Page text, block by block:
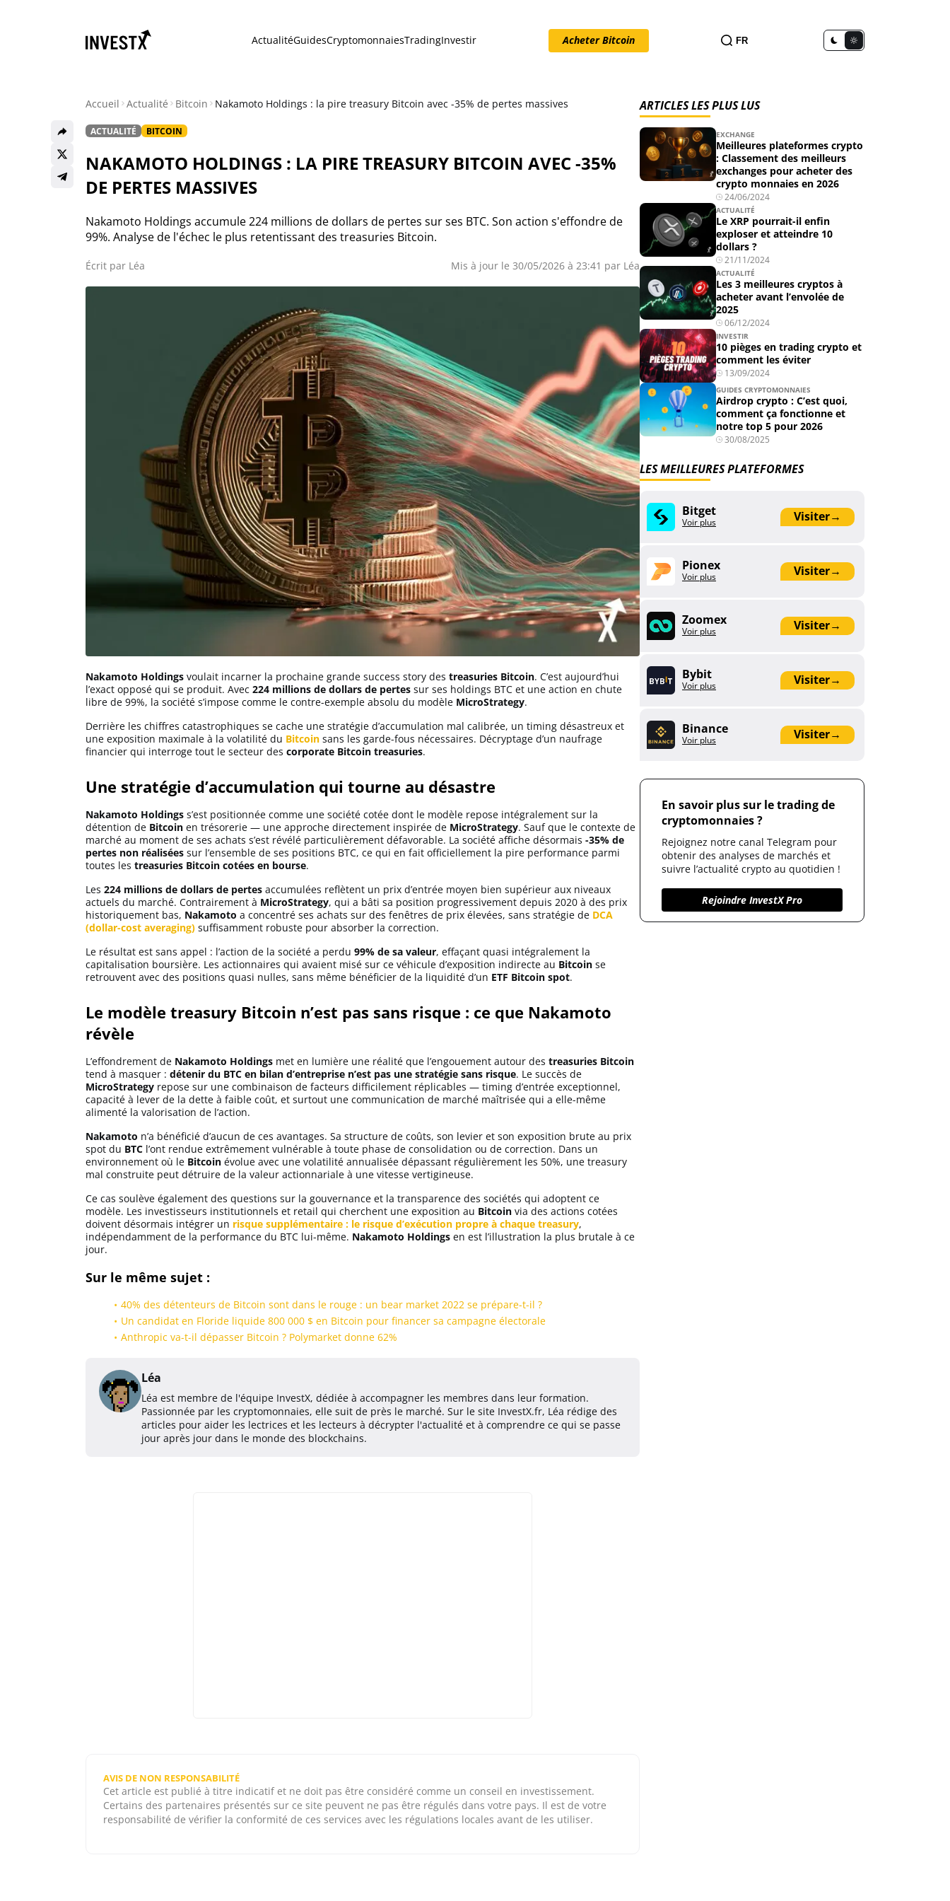
Actualité Bitcoin
Actualité Ethereum
Acheter Cryptomonnaies
Prédictions
Solana (SOL)
Dogecoin (DOGE)
Binance Coin (BNB)
Trading
Meilleur Broker
Apprendre
Indicateurs techniques
Investir
Meilleures plateformes
Meilleurs wallets
ActualitéGuidesCryptomonnaiesTradingInvestir Acheter Bitcoin FR
Accueil Actualité Bitcoin Nakamoto Holdings : la pire treasury Bitcoin avec -35% de pertes massives
ACTUALITÉ BITCOIN
NAKAMOTO HOLDINGS : LA PIRE TREASURY BITCOIN AVEC -35%
DE PERTES MASSIVES
Nakamoto Holdings accumule 224 millions de dollars de pertes sur ses BTC. Son action s'effondre de
99%. Analyse de l'échec le plus retentissant des treasuries Bitcoin.
Écrit par Léa Mis à jour le 30/05/2026 à 23:41 par Léa
Nakamoto Holdings voulait incarner la prochaine grande success story des treasuries Bitcoin. C’est aujourd’hui
l’exact opposé qui se produit. Avec 224 millions de dollars de pertes sur ses holdings BTC et une action en chute
libre de 99%, la société s’impose comme le contre-exemple absolu du modèle MicroStrategy.
Derrière les chiffres catastrophiques se cache une stratégie d’accumulation mal calibrée, un timing désastreux et
une exposition maximale à la volatilité du Bitcoin sans les garde-fous nécessaires. Décryptage d’un naufrage
financier qui interroge tout le secteur des corporate Bitcoin treasuries.
Une stratégie d’accumulation qui tourne au désastre
Nakamoto Holdings s’est positionnée comme une société cotée dont le modèle repose intégralement sur la
détention de Bitcoin en trésorerie — une approche directement inspirée de MicroStrategy. Sauf que le contexte de
marché au moment de ses achats s’est révélé particulièrement défavorable. La société affiche désormais -35% de
pertes non réalisées sur l’ensemble de ses positions BTC, ce qui en fait officiellement la pire performance parmi
toutes les treasuries Bitcoin cotées en bourse.
Les 224 millions de dollars de pertes accumulées reflètent un prix d’entrée moyen bien supérieur aux niveaux
actuels du marché. Contrairement à MicroStrategy, qui a bâti sa position progressivement depuis 2020 à des prix
historiquement bas, Nakamoto a concentré ses achats sur des fenêtres de prix élevées, sans stratégie de DCA
(dollar-cost averaging) suffisamment robuste pour absorber la correction.
Le résultat est sans appel : l’action de la société a perdu 99% de sa valeur, effaçant quasi intégralement la
capitalisation boursière. Les actionnaires qui avaient misé sur ce véhicule d’exposition indirecte au Bitcoin se
retrouvent avec des positions quasi nulles, sans même bénéficier de la liquidité d’un ETF Bitcoin spot.
Le modèle treasury Bitcoin n’est pas sans risque : ce que Nakamoto
révèle
L’effondrement de Nakamoto Holdings met en lumière une réalité que l’engouement autour des treasuries Bitcoin
tend à masquer : détenir du BTC en bilan d’entreprise n’est pas une stratégie sans risque. Le succès de
MicroStrategy repose sur une combinaison de facteurs difficilement réplicables — timing d’entrée exceptionnel,
capacité à lever de la dette à faible coût, et surtout une communication de marché maîtrisée qui a elle-même
alimenté la valorisation de l’action.
Nakamoto n’a bénéficié d’aucun de ces avantages. Sa structure de coûts, son levier et son exposition brute au prix
spot du BTC l’ont rendue extrêmement vulnérable à toute phase de consolidation ou de correction. Dans un
environnement où le Bitcoin évolue avec une volatilité annualisée dépassant régulièrement les 50%, une treasury
mal construite peut détruire de la valeur actionnariale à une vitesse vertigineuse.
Ce cas soulève également des questions sur la gouvernance et la transparence des sociétés qui adoptent ce
modèle. Les investisseurs institutionnels et retail qui cherchent une exposition au Bitcoin via des actions cotées
doivent désormais intégrer un risque supplémentaire : le risque d’exécution propre à chaque treasury,
indépendamment de la performance du BTC lui-même. Nakamoto Holdings en est l’illustration la plus brutale à ce
jour.
Sur le même sujet :
40% des détenteurs de Bitcoin sont dans le rouge : un bear market 2022 se prépare-t-il ?
Un candidat en Floride liquide 800 000 $ en Bitcoin pour financer sa campagne électorale
Anthropic va-t-il dépasser Bitcoin ? Polymarket donne 62%
Léa
Léa est membre de l'équipe InvestX, dédiée à accompagner les membres dans leur formation.
Passionnée par les cryptomonnaies, elle suit de près le marché. Sur le site InvestX.fr, Léa rédige des
articles pour aider les lectrices et les lecteurs à décrypter l'actualité et à comprendre ce qui se passe
jour après jour dans le monde des blockchains.
AVIS DE NON RESPONSABILITÉ
Cet article est publié à titre indicatif et ne doit pas être considéré comme un conseil en investissement.
Certains des partenaires présentés sur ce site peuvent ne pas être régulés dans votre pays. Il est de votre
responsabilité de vérifier la conformité de ces services avec les régulations locales avant de les utiliser.
ARTICLES LES PLUS LUS
EXCHANGE
Meilleures plateformes crypto
: Classement des meilleurs
exchanges pour acheter des
crypto monnaies en 2026
24/06/2024
ACTUALITÉ
Le XRP pourrait-il enfin
exploser et atteindre 10
dollars ?
21/11/2024
ACTUALITÉ
Les 3 meilleures cryptos à
acheter avant l’envolée de
2025
06/12/2024
INVESTIR
10 pièges en trading crypto et
comment les éviter
13/09/2024
GUIDES CRYPTOMONNAIES
Airdrop crypto : C’est quoi,
comment ça fonctionne et
notre top 5 pour 2026
30/08/2025
LES MEILLEURES PLATEFORMES
Bitget Visiter→
Voir plus
Pionex Visiter→
Voir plus
Zoomex Visiter→
Voir plus
Bybit Visiter→
Voir plus
Binance Visiter→
Voir plus
En savoir plus sur le trading de
cryptomonnaies ?
Rejoignez notre canal Telegram pour
obtenir des analyses de marchés et
suivre l’actualité crypto au quotidien !
Rejoindre InvestX Pro